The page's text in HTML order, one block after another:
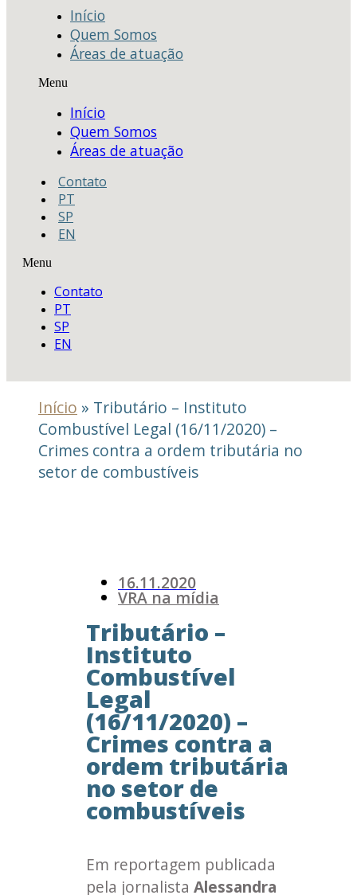
Início
Quem Somos
Áreas de atuação
Menu
Início
Quem Somos
Áreas de atuação
Contato
PT
SP
EN
Menu
Contato
PT
SP
EN
Início » Tributário – Instituto
Combustível Legal (16/11/2020) –
Crimes contra a ordem tributária no
setor de combustíveis
16.11.2020
VRA na mídia
Tributário –
Instituto
Combustível
Legal
(16/11/2020) –
Crimes contra a
ordem tributária
no setor de
combustíveis
Em reportagem publicada
pela jornalista Alessandra